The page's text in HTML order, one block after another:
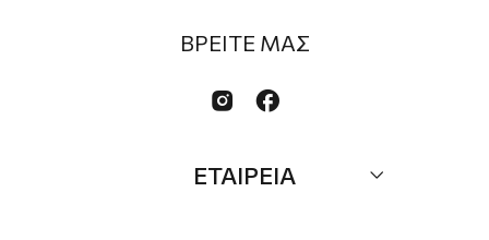
ΒΡΕΙΤΕ ΜΑΣ
 
ΕΤΑΙΡΕΙΑ